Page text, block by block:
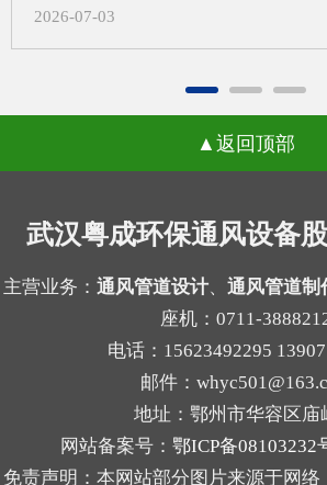
声上升。2.管道布置受限，改动成
后，管道接口、检修空间和设备进
管路过长，或者维护口不好留，现
新调整。3.过滤单元与结构不协调
过滤方式不同，例如干性粉尘、粘
日常运维的成本，还会打乱正常的
除尘设备厂家在长期跟进现场调试
很多用户会把问题归咎于滤袋本身
换不同品牌的滤袋却始终没能改善
分布不均引发的局部高速冲刷当除
部分区域的风速远超设计标准，高
持续冲刷滤袋表面，原本能支撑数
在长期的高强度摩擦下，磨损速度
容易出现局部破损的情况。很多现
进气口一侧的滤袋磨损速度是其他
就是这个原因导致的。二、局部高
板结与糊袋气流分布不均还会让局
期处于高负荷工作状态，大量粉尘
2026-07-03
返回顶部
武汉粤成环保通风设备
主营业务： 通风管道设计、 通风管道制
座机：0711-
电话：15623492295
邮件：
地址：鄂州市华容区庙
网站备案号： 鄂ICP备08103232
免责声明：本网站部分图片来源于网络